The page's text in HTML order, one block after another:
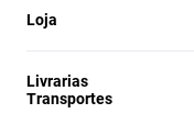
Loja
Livrarias
Transportes